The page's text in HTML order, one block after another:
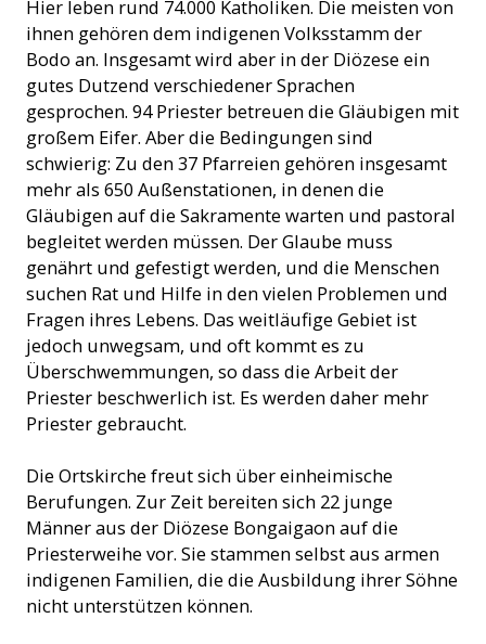
Hier leben rund 74.000 Katholiken. Die meisten von
ihnen gehören dem indigenen Volksstamm der
Bodo an. Insgesamt wird aber in der Diözese ein
gutes Dutzend verschiedener Sprachen
gesprochen. 94 Priester betreuen die Gläubigen mit
großem Eifer. Aber die Bedingungen sind
schwierig: Zu den 37 Pfarreien gehören insgesamt
mehr als 650 Außenstationen, in denen die
Gläubigen auf die Sakramente warten und pastoral
begleitet werden müssen. Der Glaube muss
genährt und gefestigt werden, und die Menschen
suchen Rat und Hilfe in den vielen Problemen und
Fragen ihres Lebens. Das weitläufige Gebiet ist
jedoch unwegsam, und oft kommt es zu
Überschwemmungen, so dass die Arbeit der
Priester beschwerlich ist. Es werden daher mehr
Priester gebraucht.
Die Ortskirche freut sich über einheimische
Berufungen. Zur Zeit bereiten sich 22 junge
Männer aus der Diözese Bongaigaon auf die
Priesterweihe vor. Sie stammen selbst aus armen
indigenen Familien, die die Ausbildung ihrer Söhne
nicht unterstützen können.